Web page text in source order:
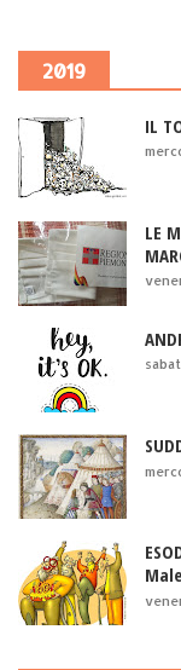
2019
IL
LE